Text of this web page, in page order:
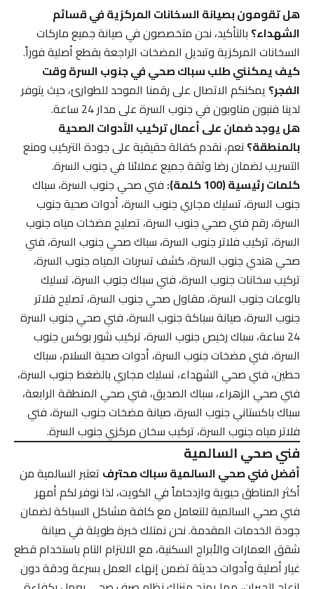
هل تقومون بصيانة السخانات المركزية في قسائم
الشهداء؟بالتأكيد، نحن متخصصون في صيانة جميع ماركات
السخانات المركزية وتبديل المضخات الراجعة بقطع أصلية فوراً.
كيف يمكنني طلب سباك صحي في جنوب السرة وقت
الفجر؟يمكنكم الاتصال على رقمنا الموحد للطوارئ، حيث يتوفر
لدينا فنيون مناوبون في جنوب السرة على مدار 24 ساعة.
هل يوجد ضمان على أعمال تركيب الأدوات الصحية
بالمنطقة؟نعم، نقدم كفالة حقيقية على جودة التركيب ومنع
التسريب لضمان رضا وثقة جميع عملائنا في جنوب السرة.
كلمات رئيسية (100 كلمة):
فني صحي جنوب السرة، سباك
جنوب السرة، تسليك مجاري جنوب السرة، أدوات صحية جنوب
السرة، رقم فني صحي جنوب السرة، تصليح مضخات مياه جنوب
السرة، تركيب فلاتر جنوب السرة، سباك صحي جنوب السرة، فني
صحي هندي جنوب السرة، كشف تسربات المياه جنوب السرة،
تركيب سخانات جنوب السرة، فني سباك جنوب السرة، تسليك
بالوعات جنوب السرة، مقاول صحي جنوب السرة، تصليح فلاتر
جنوب السرة، صيانة سباكة جنوب السرة، فني صحي جنوب السرة
24 ساعة، سباك رخيص جنوب السرة، تركيب شور بوكس جنوب
السرة، فني مضخات جنوب السرة، أدوات صحية السلام، سباك
حطين، فني صحي الشهداء، تسليك مجاري بالضغط جنوب السرة،
فني صحي الزهراء، سباك الصديق، فني صحي المنطقة الرابعة،
سباك باكستاني جنوب السرة، صيانة مضخات جنوب السرة، فني
فلاتر مياه جنوب السرة، تركيب سخان مركزي جنوب السرة.
فني صحي السالمية
أفضل فني صحي السالمية سباك محترفتعتبر السالمية من
أكثر المناطق حيوية وازدحاماً في الكويت، لذا نوفر لكم أمهر
فني صحي السالمية للتعامل مع كافة مشاكل السباكة لضمان
جودة الخدمات المقدمة. نحن نمتلك خبرة طويلة في صيانة
شقق العمارات والأبراج السكنية، مع الالتزام التام باستخدام قطع
غيار أصلية وأدوات حديثة تضمن إنهاء العمل بسرعة ودقة دون